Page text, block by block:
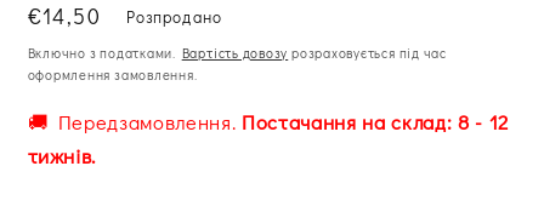
Звична
ціна
€14,50 Розпродано
Включно з податками. Вартість довозу розраховується під час
оформлення замовлення.
🚚 Передзамовлення. Постачання на склад: 8 - 12
тижнів.